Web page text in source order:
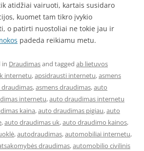
atidžiai vairuoti, kartais susidaro
kuomet tam tikro įvykio
o patirti nuostoliai ne tokie jau ir
padeda reikiamu metu.
in Draudimasand tagged ab lietuvos
internetu,apsidrausti internetu,asmens
draudimas,asmens draudimas,auto
internetu,auto draudimas internetu
kaina,auto draudimas pigiau,auto
,auto draudimas uk,auto draudimo kainos,
,autodraudimas,automobiliai internetu,
draudimas,automobilio civilinis